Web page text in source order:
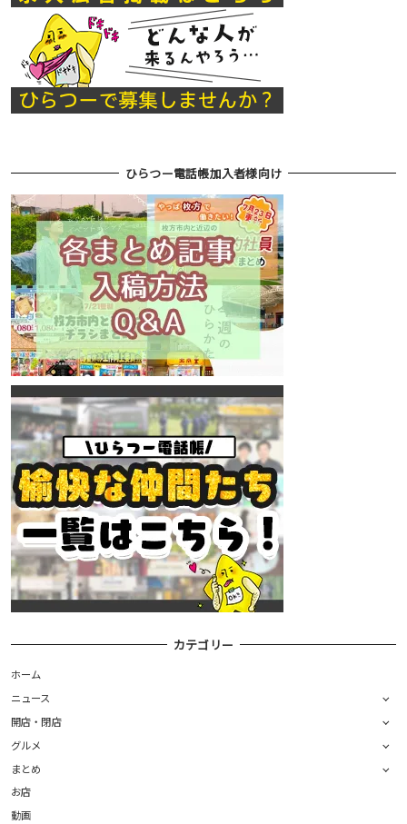
ひらつー電話帳加入者様向け
カテゴリー
ホーム
ニュース
開店・閉店
グルメ
まとめ
お店
動画